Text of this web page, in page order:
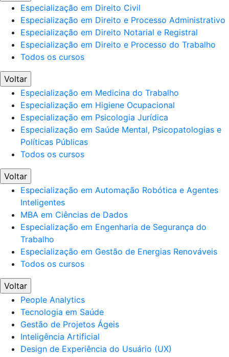
Especialização em Direito Civil
Especialização em Direito e Processo Administrativo
Especialização em Direito Notarial e Registral
Especialização em Direito e Processo do Trabalho
Todos os cursos
Voltar
Especialização em Medicina do Trabalho
Especialização em Higiene Ocupacional
Especialização em Psicologia Jurídica
Especialização em Saúde Mental, Psicopatologias e
Políticas Públicas
Todos os cursos
Voltar
Especialização em Automação Robótica e Agentes
Inteligentes
MBA em Ciências de Dados
Especialização em Engenharia de Segurança do
Trabalho
Especialização em Gestão de Energias Renováveis
Todos os cursos
Voltar
People Analytics
Tecnologia em Saúde
Gestão de Projetos Ágeis
Inteligência Artificial
Design de Experiência do Usuário (UX)